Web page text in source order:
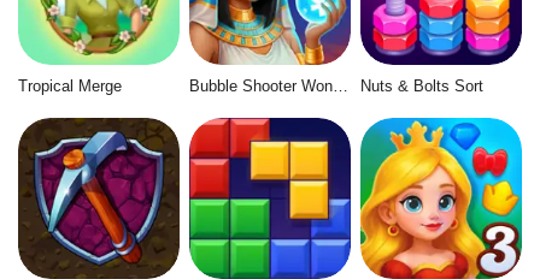
Tropical Merge Bubble Shooter Wonders of Egypt Nuts & Bolts Sort